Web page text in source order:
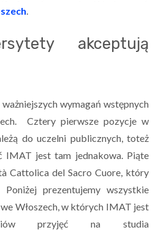
akceptują
wymagań wstępnych
Cztery pierwsze pozycje w
do uczelni publicznych, toteż
IMAT jest tam jednakowa. Piąte
Cattolica del Sacro Cuore, który
prezentujemy wszystkie
Włoszech, w których IMAT jest
przyjęć na studia